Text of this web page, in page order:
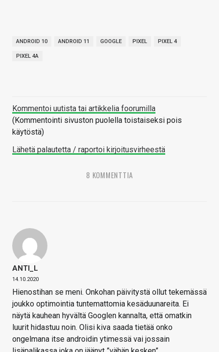
ANDROID 10 ANDROID 11 GOOGLE PIXEL PIXEL 4
PIXEL 4A
Kommentoi uutista tai artikkelia foorumilla
(Kommentointi sivuston puolella toistaiseksi pois
käytöstä)
Lähetä palautetta / raportoi kirjoitusvirheestä
8 KOMMENTTIA
ANTI_L
14.10.2020
Hienostihan se meni. Onkohan päivitystä ollut tekemässä
joukko optimointia tuntemattomia kesäduunareita. Ei
näytä kauhean hyvältä Googlen kannalta, että omatkin
luurit hidastuu noin. Olisi kiva saada tietää onko
ongelmana itse androidin ytimessä vai jossain